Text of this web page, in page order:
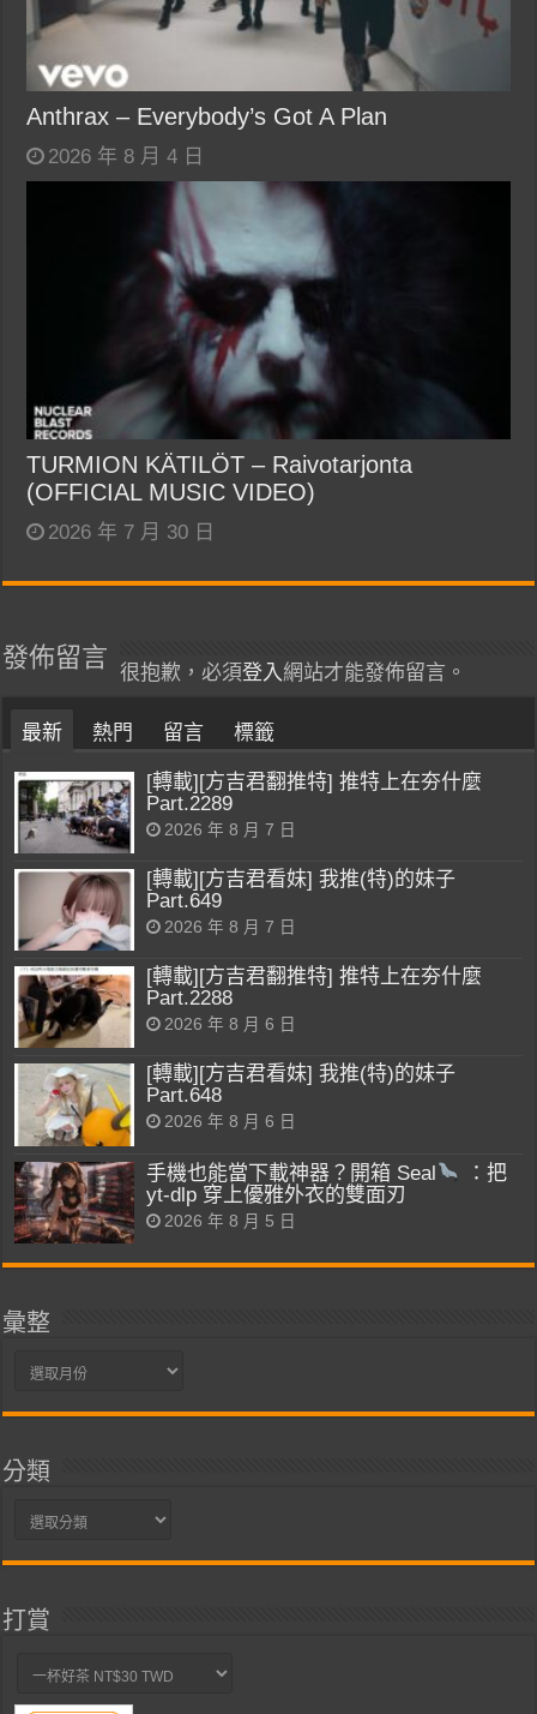
Anthrax – Everybody’s Got A Plan
2026 年 8 月 4 日
TURMION KÄTILÖT – Raivotarjonta
(OFFICIAL MUSIC VIDEO)
2026 年 7 月 30 日
發佈留言
很抱歉，必須登入網站才能發佈留言。
最新 熱門 留言 標籤
[轉載][方吉君翻推特] 推特上在夯什麼
Part.2289
2026 年 8 月 7 日
[轉載][方吉君看妹] 我推(特)的妹子
Part.649
2026 年 8 月 7 日
[轉載][方吉君翻推特] 推特上在夯什麼
Part.2288
2026 年 8 月 6 日
[轉載][方吉君看妹] 我推(特)的妹子
Part.648
2026 年 8 月 6 日
手機也能當下載神器？開箱 Seal
：把
yt-dlp 穿上優雅外衣的雙面刃
2026 年 8 月 5 日
彙整
彙
分類
分
打賞